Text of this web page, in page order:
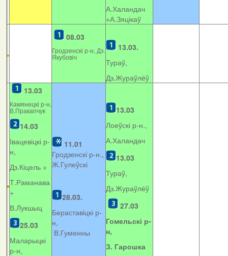
А.Халандач
+А.Зяцікаў
08.03
Гродзенскі р-н, Дз.
Якубовіч
13.03.
Тураў,
Дз.Жураўлёў
13.03
Камянецкі р-н,
В.Пракапчук
14.03
Івацевіцкі р-
н,
Дз.Кіцель +
Т.Раманава
+
В.Лукшыц
25.03
Маларыцкі
р-н,
11.01
Гродзенскі р-н.,
Ж.Гулеўскі
28.03.
Бераставіцкі р-
н,
В.Гуменны
13.03
Лоеўскі р-н.,
А.Халандач
13.03
Тураў,
Дз.Жураўлёў
27.03
Гомельскі р-
н,
З. Гарошка